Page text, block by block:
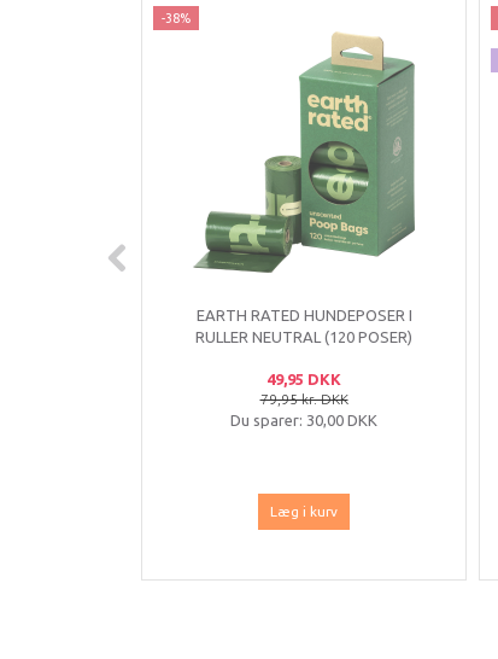
-38%
EARTH RATED HUNDEPOSER I
RULLER NEUTRAL (120 POSER)
49,95 DKK
79,95 kr. DKK
Du sparer: 30,00 DKK
Læg i kurv